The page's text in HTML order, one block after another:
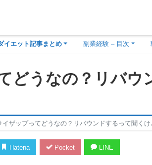
イエット記事まとめ 副業経験 – 目次
どうなの？リバウ
イザップってどうなの？リバウンドするって聞くけ
Hatena Pocket LINE